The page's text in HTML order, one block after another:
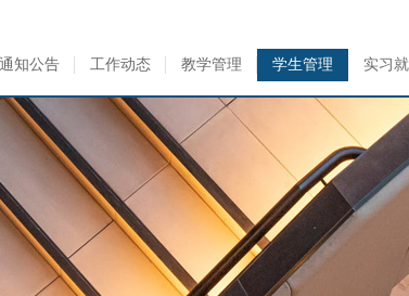
通知公告 工作动态 教学管理 学生管理 实习